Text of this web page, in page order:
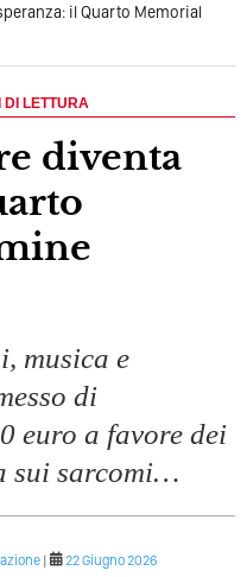
il Quarto Memorial
DI LETTURA
musica e
di
euro a favore dei
sui sarcomi…
|
22 Giugno 2026